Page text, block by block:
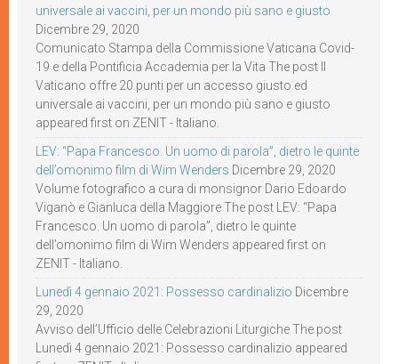
universale ai vaccini, per un mondo più sano e giusto
Dicembre 29, 2020
Comunicato Stampa della Commissione Vaticana Covid-
19 e della Pontificia Accademia per la Vita The post Il
Vaticano offre 20 punti per un accesso giusto ed
universale ai vaccini, per un mondo più sano e giusto
appeared first on ZENIT - Italiano.
LEV: “Papa Francesco. Un uomo di parola”, dietro le quinte
dell’omonimo film di Wim Wenders Dicembre 29, 2020
Volume fotografico a cura di monsignor Dario Edoardo
Viganò e Gianluca della Maggiore The post LEV: “Papa
Francesco. Un uomo di parola”, dietro le quinte
dell’omonimo film di Wim Wenders appeared first on
ZENIT - Italiano.
Lunedì 4 gennaio 2021: Possesso cardinalizio Dicembre
29, 2020
Avviso dell’Ufficio delle Celebrazioni Liturgiche The post
Lunedì 4 gennaio 2021: Possesso cardinalizio appeared